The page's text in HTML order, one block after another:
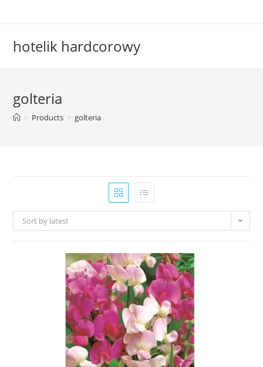
hotelik hardcorowy
golteria
> Products > golteria
Sort by latest